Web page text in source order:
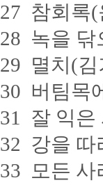
27 참회록(
28 녹을 닦
29 멸치(김
30 버팀목
31 잘 익은
32 강을 따
33 모든 사